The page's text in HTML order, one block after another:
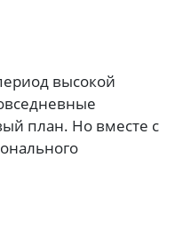
высокой
план. Но вместе с